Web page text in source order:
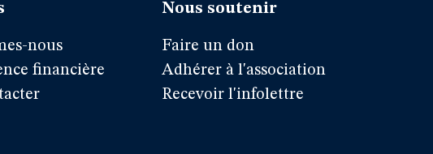
nous
financière
Nous soutenir
Faire un don
Adhérer à l'association
Recevoir l'infolettre